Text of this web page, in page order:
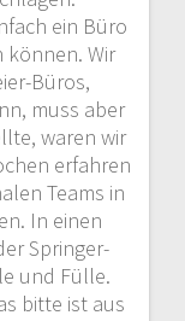
ein Büro
können. Wir
Büros,
muss aber
waren wir
erfahren
Teams in
In einen
Springer-
und Fülle.
bitte ist aus